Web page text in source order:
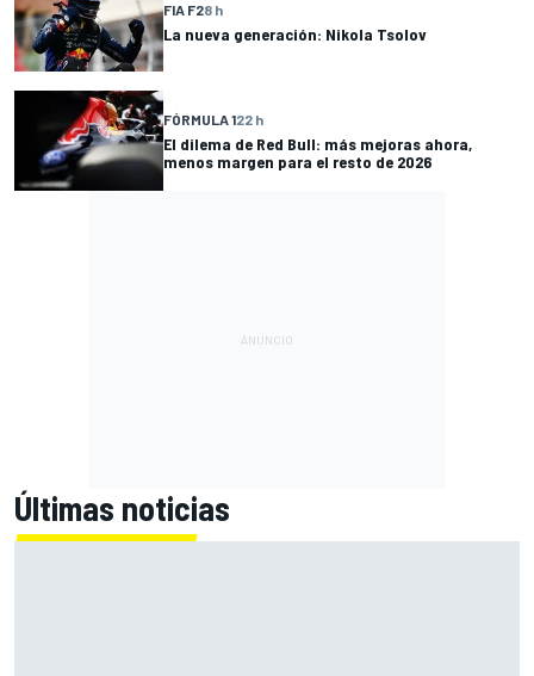
FIA F28 h
La nueva generación: Nikola Tsolov
FÓRMULA 122 h
El dilema de Red Bull: más mejoras ahora,
menos margen para el resto de 2026
Últimas noticias